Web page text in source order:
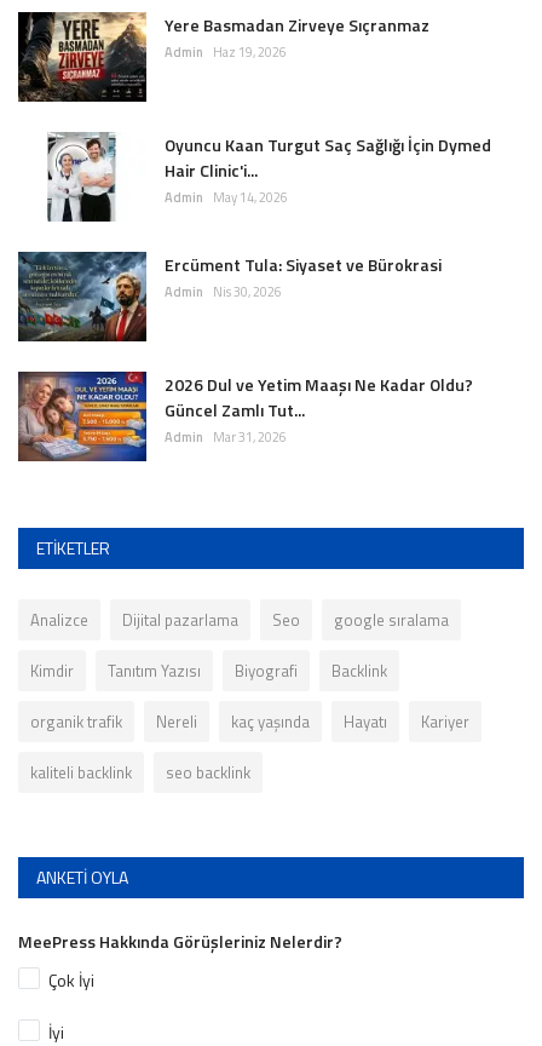
Yere Basmadan Zirveye Sıçranmaz
Admin Haz 19, 2026
Oyuncu Kaan Turgut Saç Sağlığı İçin Dymed
Hair Clinic'i...
Admin May 14, 2026
Ercüment Tula: Siyaset ve Bürokrasi
Admin Nis 30, 2026
2026 Dul ve Yetim Maaşı Ne Kadar Oldu?
Güncel Zamlı Tut...
Admin Mar 31, 2026
ETIKETLER
Analizce Dijital pazarlama Seo google sıralama
Kimdir Tanıtım Yazısı Biyografi Backlink
organik trafik Nereli kaç yaşında Hayatı Kariyer
kaliteli backlink seo backlink
ANKETI OYLA
MeePress Hakkında Görüşleriniz Nelerdir?
Çok İyi
İyi